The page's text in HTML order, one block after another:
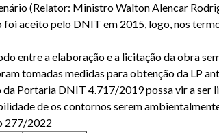
(Relator: Ministro Walton Alencar
aceito pelo DNIT em 2015, logo, nos
entre a elaboração e a licitação da obra
tomadas medidas para obtenção da LP
Portaria DNIT 4.717/2019 possa vir a ser
de os contornos serem
277/2022